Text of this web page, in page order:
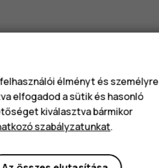
élményt és személyre
elfogadod a sütik és hasonló
kiválasztva bármikor
szabályzatunkat.